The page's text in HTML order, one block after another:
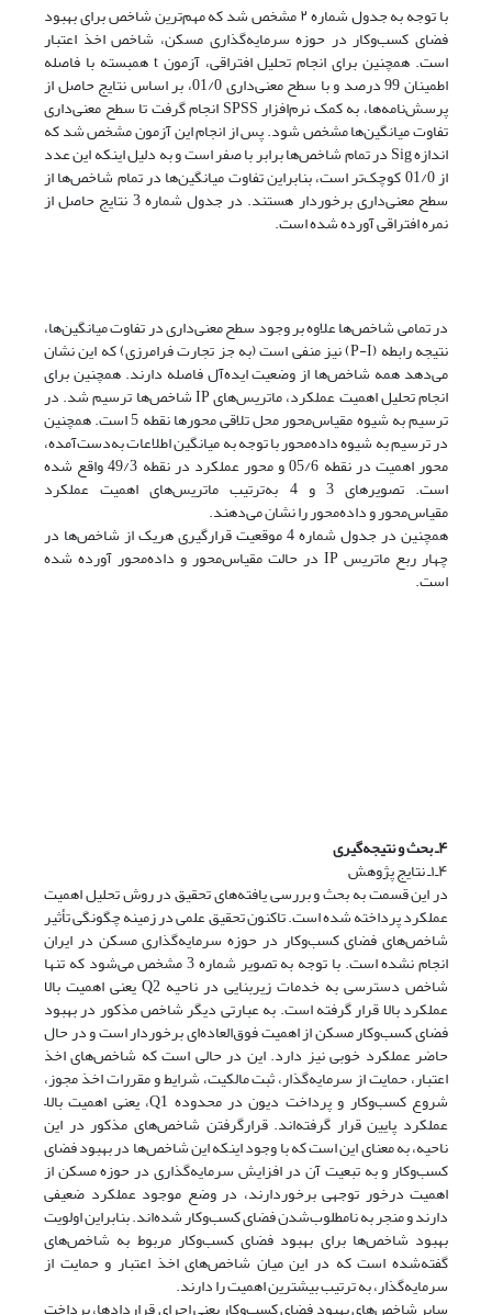
با توجه به جدول شماره ۲ مشخص شد که مهم‌ترین شاخص برای بهبود
فضای کسب‌وکار در حوزه سرمایه‌گذاری مسکن، شاخص اخذ اعتبار
است. همچنین برای انجام تحلیل افتراقی، آزمون t همبسته با فاصله
اطمینان 99 درصد و با سطح معنی‌داری 01/0، بر اساس نتایج حاصل از
پرسش‌نامه‌ها، به کمک نرم‌افزار SPSS انجام گرفت تا سطح معنی‌داری
تفاوت میانگین‌ها مشخص شود. پس از انجام این آزمون مشخص شد که
اندازه Sig در تمام شاخص‌ها برابر با صفر است و به دلیل اینکه این عدد
از 01/0 کوچک‌تر است، بنابراین تفاوت میانگین‌ها در تمام شاخص‌ها از
سطح معنی‌داری برخوردار هستند. در جدول شماره 3 نتایج حاصل از
نمره افتراقی آورده شده است.
در تمامی شاخص‌ها علاوه بر وجود سطح معنی‌داری در تفاوت میانگین‌ها،
نتیجه رابطه (P-I) نیز منفی است (به جز تجارت فرامرزی) که این نشان
می‌دهد همه شاخص‌ها از وضعیت ایده‌آل فاصله دارند. همچنین برای
انجام تحلیل اهمیت عملکرد، ماتریس‌های IP شاخص‌ها ترسیم شد. در
ترسیم به شیوه مقیاس‌محور محل تلاقی محور‌ها نقطه 5 است. همچنین
در ترسیم به شیوه داده‌محور با توجه به میانگین اطلاعات به‌دست‌آمده،
محور اهمیت در نقطه 05/6 و محور عملکرد در نقطه 49/3 واقع شده
است. تصویرهای 3 و 4 به‌ترتیب ماتریس‌های اهمیت عملکرد
مقیاس‌محور و داده‌محور را نشان می‌دهند.
همچنین در جدول شماره 4 موقعیت قرارگیری هریک از شاخص‌ها در
چهار ربع ماتریس IP در حالت مقیاس‌محور و داده‌محور آورده شده
است.
۴ـ بحث‌ و نتیجه‌گیری
۴ـ۱ـ نتایج پژوهش
در این قسمت به بحث و بررسی یافته‌های تحقیق در روش تحلیل اهمیت
عملکرد پرداخته شده است. تاکنون تحقیق علمی در زمینه چگونگی تأثیر
شاخص‌های فضای کسب‌وکار در حوزه سرمایه‌گذاری مسکن در ایران
انجام نشده است. با توجه به تصویر شماره 3 مشخص می‌شود که تنها
شاخص دسترسی به خدمات زیربنایی در ناحیه Q2 یعنی اهمیت بالا
عملکرد بالا قرار گرفته است. به عبارتی دیگر شاخص مذکور در بهبود
فضای کسب‌وکار مسکن از اهمیت فوق‌العاده‌ای برخوردار است و در حال
حاضر عملکرد خوبی نیز دارد. این در حالی است که شاخص‌های اخذ
اعتبار، حمایت از سرمایه‌گذار، ثبت مالکیت، شرایط و مقررات اخذ مجوز،
شروع کسب‌وکار و پرداخت دیون در محدوده Q1، یعنی اهمیت بالا‌–‌
عملکرد پایین قرار گرفته‌اند. قرارگرفتن شاخص‌های مذکور در این
ناحیه، به معنای این است که با وجود اینکه این شاخص‌ها در بهبود فضای
کسب‌وکار و به تبعیت آن در افزایش سرمایه‌گذاری در حوزه مسکن از
اهمیت درخور توجهی برخوردارند، در وضع موجود عملکرد ضعیفی
دارند و منجر به نامطلوب‌شدن فضای کسب‌وکار شده‌اند. بنابراین اولویت
بهبود شاخص‌ها برای بهبود فضای کسب‌وکار مربوط به شاخص‌های
گفته‌شده است که در این میان شاخص‌های اخذ اعتبار و حمایت از
سرمایه‌گذار، به ترتیب بیشترین اهمیت را دارند.